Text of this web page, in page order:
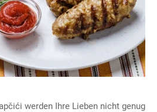
werden Ihre Lieben nicht genug